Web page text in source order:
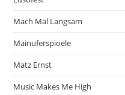
Mach Mal Langsam
Mainuferspioele
Matz Ernst
Music Makes Me High